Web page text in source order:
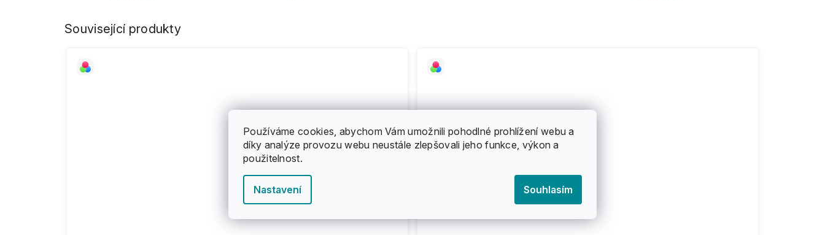
Používáme cookies, abychom Vám umožnili pohodlné prohlížení webu a
díky analýze provozu webu neustále zlepšovali jeho funkce, výkon a
použitelnost.
Nastavení Souhlasím
Související produkty